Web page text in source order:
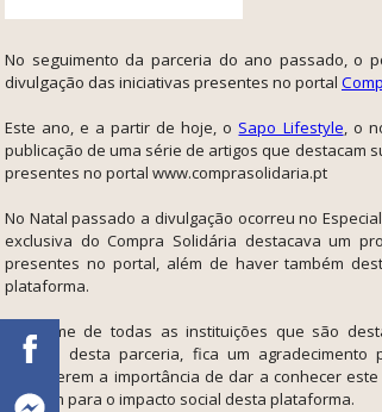
No seguimento da parceria do ano passado, o
divulgação das iniciativas presentes no portal
Este ano, e a partir de hoje, o Sapo Lifestyle, o
publicação de uma série de artigos que destacam
presentes no portal www.comprasolidaria.pt
No Natal passado a divulgação ocorreu no
exclusiva do Compra Solidária destacava um
presentes no portal, além de haver também
plataforma.
Em nome de todas as instituições que são
através desta parceria, fica um
perceberem a importância de dar a conhecer
também para o impacto social desta plataforma.